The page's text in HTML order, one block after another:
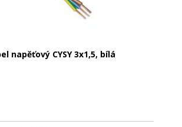
napěťový CYSY 3x1,5, bílá